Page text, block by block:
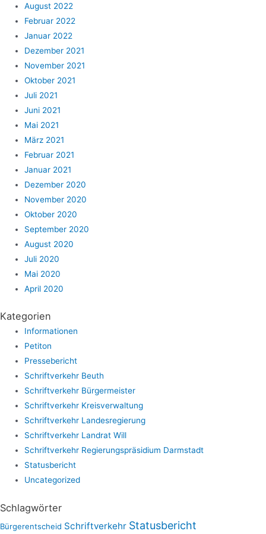
August 2022
Februar 2022
Januar 2022
Dezember 2021
November 2021
Oktober 2021
Juli 2021
Juni 2021
Mai 2021
März 2021
Februar 2021
Januar 2021
Dezember 2020
November 2020
Oktober 2020
September 2020
August 2020
Juli 2020
Mai 2020
April 2020
Kategorien
Informationen
Petiton
Pressebericht
Schriftverkehr Beuth
Schriftverkehr Bürgermeister
Schriftverkehr Kreisverwaltung
Schriftverkehr Landesregierung
Schriftverkehr Landrat Will
Schriftverkehr Regierungspräsidium Darmstadt
Statusbericht
Uncategorized
Schlagwörter
Bürgerentscheid Schriftverkehr Statusbericht